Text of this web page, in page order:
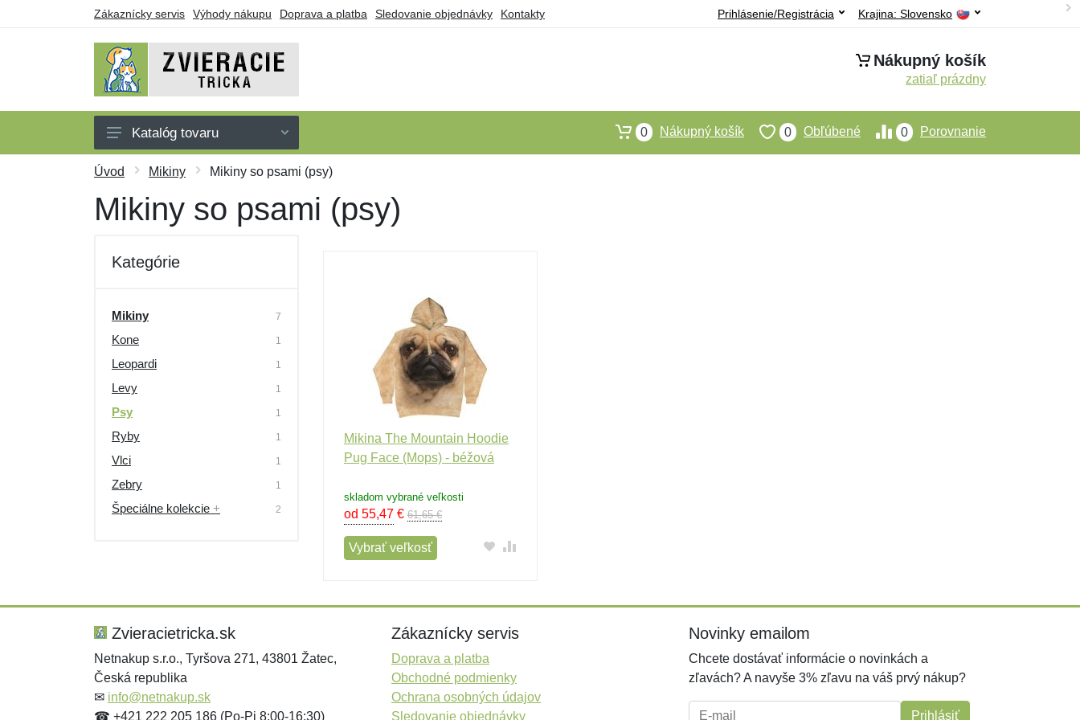
Zákaznícky servis Výhody nákupu Doprava a platba Sledovanie objednávky Kontakty Krajina: Slovensko
Prihlásenie/Registrácia
Nákupný košík
zatiaľ prázdny
Tričká
Tielka
Šaty
Výpredaj
Katalóg tovaru 0 Porovnanie
0 Obľúbené
0 Nákupný košík
Úvod Mikiny Mikiny so psami (psy)
Mikiny so psami (psy)
Kategórie
Mikiny 7
Kone 1
Leopardi 1
Levy 1
Psy 1
Ryby 1
Vlci 1
Zebry 1
Špeciálne kolekcie + 2
Mikina The Mountain Hoodie
Pug Face (Mops) - béžová
skladom vybrané veľkosti
od 55,47 € 61,65 €
Vybrať veľkosť
Zvieracietricka.sk
Netnakup s.r.o., Tyršova 271, 43801 Žatec,
Česká republika
✉ info@netnakup.sk
☎ +421 222 205 186 (Po-Pi 8:00-16:30)
Zákaznícky servis
Doprava a platba
Obchodné podmienky
Ochrana osobných údajov
Sledovanie objednávky
Novinky emailom
Chcete dostávať informácie o novinkách a
zľavách? A navyše 3% zľavu na váš prvý nákup?
E-mail: Prihlásiť